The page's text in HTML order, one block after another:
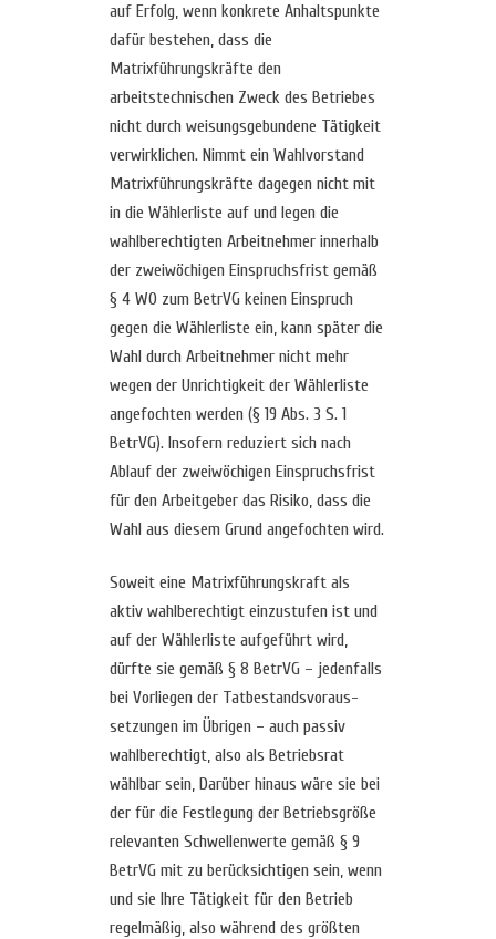
auf Erfolg, wenn konkrete Anhaltspunkte
dafür bestehen, dass die
Matrixführungskräfte den
arbeitstechnischen Zweck des Betriebes
nicht durch weisungsgebundene Tätigkeit
verwirklichen. Nimmt ein Wahlvorstand
Matrixführungskräfte dagegen nicht mit
in die Wählerliste auf und legen die
wahlberechtigten Arbeitnehmer innerhalb
der zweiwöchigen Einspruchsfrist gemäß
§ 4 WO zum BetrVG keinen Einspruch
gegen die Wählerliste ein, kann später die
Wahl durch Arbeitnehmer nicht mehr
wegen der Unrichtigkeit der Wählerliste
angefochten werden (§ 19 Abs. 3 S. 1
BetrVG). Insofern reduziert sich nach
Ablauf der zweiwöchigen Einspruchsfrist
für den Arbeitgeber das Risiko, dass die
Wahl aus diesem Grund angefochten wird.
Soweit eine Matrixführungskraft als
aktiv wahlberechtigt einzustufen ist und
auf der Wählerliste aufgeführt wird,
dürfte sie gemäß § 8 BetrVG – jedenfalls
bei Vorliegen der Tatbestandsvoraus-
setzungen im Übrigen – auch passiv
wahlberechtigt, also als Betriebsrat
wählbar sein, Darüber hinaus wäre sie bei
der für die Festlegung der Betriebsgröße
relevanten Schwellenwerte gemäß § 9
BetrVG mit zu berücksichtigen sein, wenn
und sie Ihre Tätigkeit für den Betrieb
regelmäßig, also während des größten